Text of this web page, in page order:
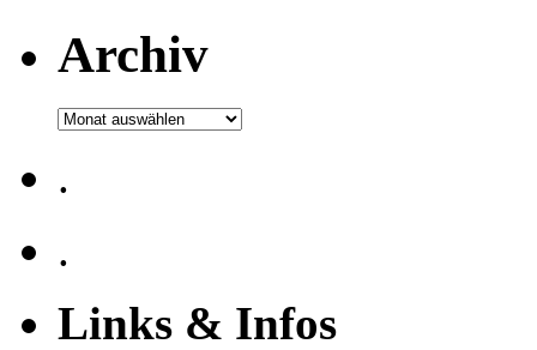
Archiv
Archiv
.
.
Links & Infos